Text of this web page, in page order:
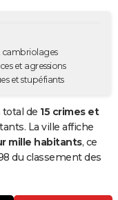
cambriolages
et agressions
et stupéfiants
total de 15 crimes et
La ville affiche
mille habitants, ce
du classement des